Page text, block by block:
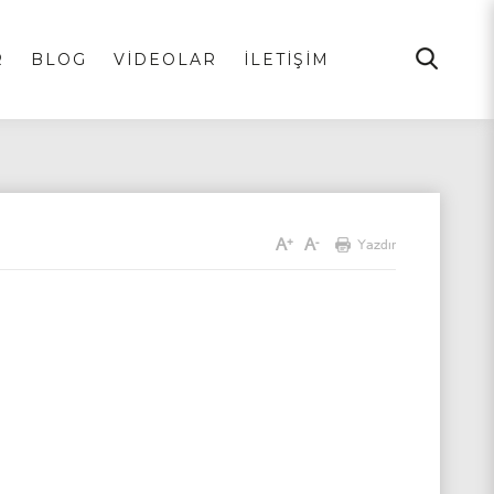
İLETİŞİM
VİDEOLAR
BLOG
A+ A- Yazdır